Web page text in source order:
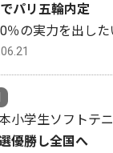
パリ五輪内定
％の実力を出した
小学生ソフトテ
優勝し全国へ